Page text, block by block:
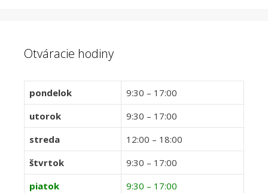
Otváracie hodiny
pondelok
9:30 – 17:00
utorok
9:30 – 17:00
streda
12:00 – 18:00
štvrtok
9:30 – 17:00
piatok
9:30 – 17:00